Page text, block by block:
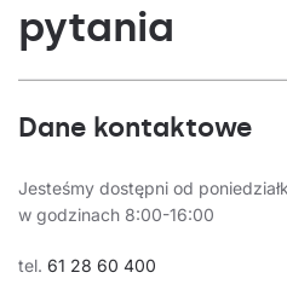
pytania
Dane kontaktowe
Jesteśmy dostępni od
w godzinach 8:00-16:00
tel. 61 28 60 400